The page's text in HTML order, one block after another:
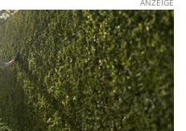
ANZEIGE